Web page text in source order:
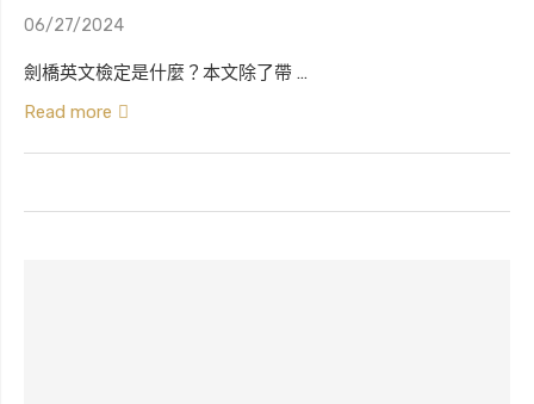
06/27/2024
劍橋英文檢定是什麼？本文除了帶 …
Read more